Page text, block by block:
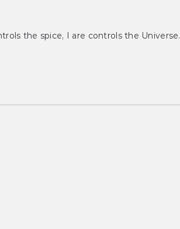
the spice, I are controls the Universe.